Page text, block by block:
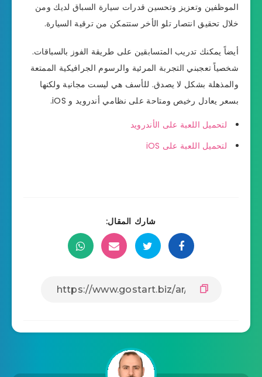
الموظفين وتعزيز وتحسين قدرات سيارة السباق لديك ومن
خلال تحقيق انتصار تلو الأخر ستتمكن من ترقية السيارة.
أيضاً يمكنك تدريب المتسابقين على طريقة الفوز بالسباقات.
شخصياً تعجبني التجربة المرئية والرسوم الجرافيكية الممتعة
والمذهلة بشكل لا يصدق. للأسف هي ليست مجانية ولكنها
بسعر يعادل رخيص ومتاحة على نظامي أندرويد و iOS.
لتحميل اللعبة على الأندرويد
لتحميل اللعبة على iOS
شارك المقال: